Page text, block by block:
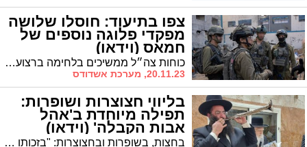
צפו בתיעוד: חוסלו שלושה
מפקדי פלוגה נוספים של
חמאס (וידאו)
כוחות צה״ל ממשיכים בלחימה ברצועת עזה; צה"ל ושב"כ חיסלו שלושה מפקדי פלוגה נוספים בארגון הטרור חמאס
20.11.23, מערכת אשדודס
בליווי חצוצרות ושופרות:
תפילה מיוחדת ב'אהל
אבות הקבלה' (וידאו)
בחצות, בשופרות ובחצוצרות: "בזכותו וענוותו אוייבנו תנצח" - תפילה מיוחדת באוהל "אבות הקבלה הקדושים" בקרית מלאכי במעמד הרב הראשי הגה"צ רבי חיים שמעון פינטו שליט"א